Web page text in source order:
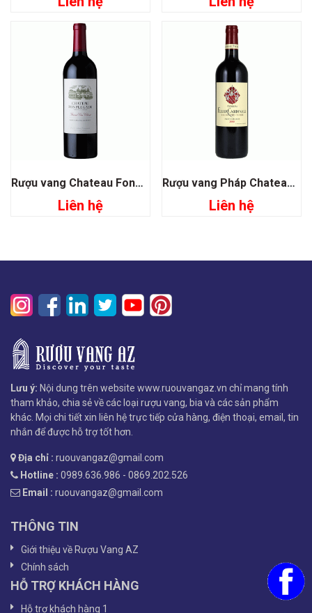
Rượu vang Chateau Fonplegade Grand Cru Classe
Liên hệ
Rượu vang Pháp Chateau Fleur Cardinale
Liên hệ
Lưu ý: Nội dung trên website www.ruouvangaz.vn chỉ mang tính
tham khảo, chia sẻ về các loại rượu vang, bia và các sản phẩm
khác. Mọi chi tiết xin liên hệ trực tiếp cửa hàng, điện thoại, email, tin
nhắn để được hỗ trợ tốt hơn.
Địa chỉ : ruouvangaz@gmail.com
Hotline : 0989.636.986 - 0869.202.526
Email : ruouvangaz@gmail.com
THÔNG TIN
Giới thiệu về Rượu Vang AZ
Chính sách
HỖ TRỢ KHÁCH HÀNG
Hỗ trợ khách hàng 1